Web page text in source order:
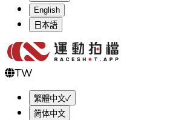
English
日本語
TW
繁體中文✓
简体中文